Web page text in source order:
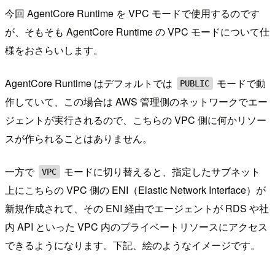
今回 AgentCore Runtime を VPC モードで使用するのです
が、そもそも AgentCore Runtime の VPC モードについて仕
様をおさらいします。
AgentCore Runtime はデフォルトでは PUBLIC
モードで動
作していて、この場合は AWS 管理側のネットワークでエー
ジェントが実行されるので、こちらの VPC 側に何かリソー
スが作られることはありません。
一方で VPC
モードに切り替えると、指定したサブネット
上にこちらの VPC 側の ENI（Elastic Network Interface）が
新規作成されて、その ENI 経由でエージェントが RDS や社
内 API といった VPC 内のプライベートリソースにアクセス
できるようになります。下記、絵のようなイメージです。